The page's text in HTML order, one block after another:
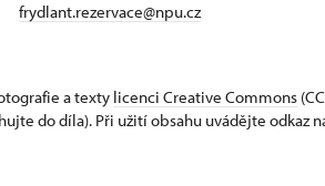
frydlant.rezervace@npu.cz
a texty licenci Creative Commons
do díla). Při užití obsahu uvádějte odkaz